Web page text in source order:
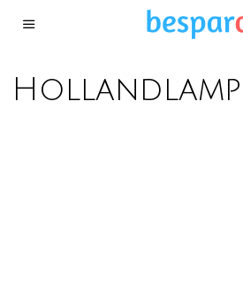
Hollandlamp